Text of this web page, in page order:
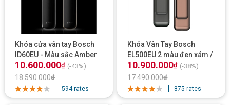
Khóa cửa vân tay Bosch
ID60EU - Màu sắc Amber
Gold, Gray
10.600.000₫ (-43%)
18.590.000₫
594 rates
Khóa Vân Tay Bosch
EL500EU 2 màu đen xám /
vàng đồng
10.900.000₫ (-38%)
17.490.000₫
875 rates